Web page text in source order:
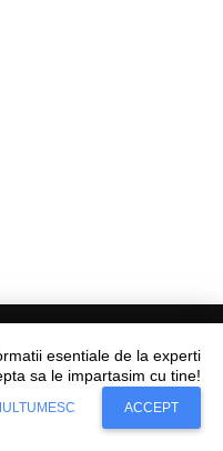
rezervate.
Analize De Piață Transporturi
Accept
esentiale de la experti
sa le impartasim cu tine!
ACCEPT